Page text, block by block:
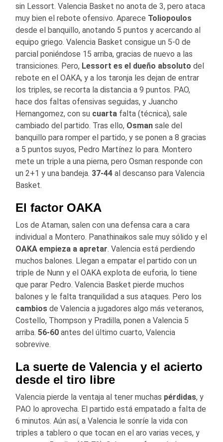
sin Lessort. Valencia Basket no anota de 3, pero ataca
muy bien el rebote ofensivo. Aparece Toliopoulos
desde el banquillo, anotando 5 puntos y acercando al
equipo griego. Valencia Basket consigue un 5-0 de
parcial poniéndose 15 arriba, gracias de nuevo a las
transiciones. Pero, Lessort es el dueño absoluto del
rebote en el OAKA, y a los taronja les dejan de entrar
los triples, se recorta la distancia a 9 puntos. PAO,
hace dos faltas ofensivas seguidas, y Juancho
Hernangomez, con su cuarta falta (técnica), sale
cambiado del partido. Tras ello, Osman sale del
banquillo para romper el partido, y se ponen a 8 gracias
a 5 puntos suyos, Pedro Martínez lo para. Montero
mete un triple a una pierna, pero Osman responde con
un 2+1 y una bandeja. 37-44 al descanso para Valencia
Basket.
El factor OAKA
Los de Ataman, salen con una defensa cara a cara
individual a Montero. Panathinaikos sale muy sólido y el
OAKA empieza a apretar. Valencia está perdiendo
muchos balones. Llegan a empatar el partido con un
triple de Nunn y el OAKA explota de euforia, lo tiene
que parar Pedro. Valencia Basket pierde muchos
balones y le falta tranquilidad a sus ataques. Pero los
cambios de Valencia a jugadores algo más veteranos,
Costello, Thompson y Pradilla, ponen a Valencia 5
arriba. 56-60 antes del último cuarto, Valencia
sobrevive.
La suerte de Valencia y el acierto
desde el tiro libre
Valencia pierde la ventaja al tener muchas pérdidas, y
PAO lo aprovecha. El partido está empatado a falta de
6 minutos. Aún así, a Valencia le sonríe la vida con
triples a tablero o que tocan en el aro varias veces, y